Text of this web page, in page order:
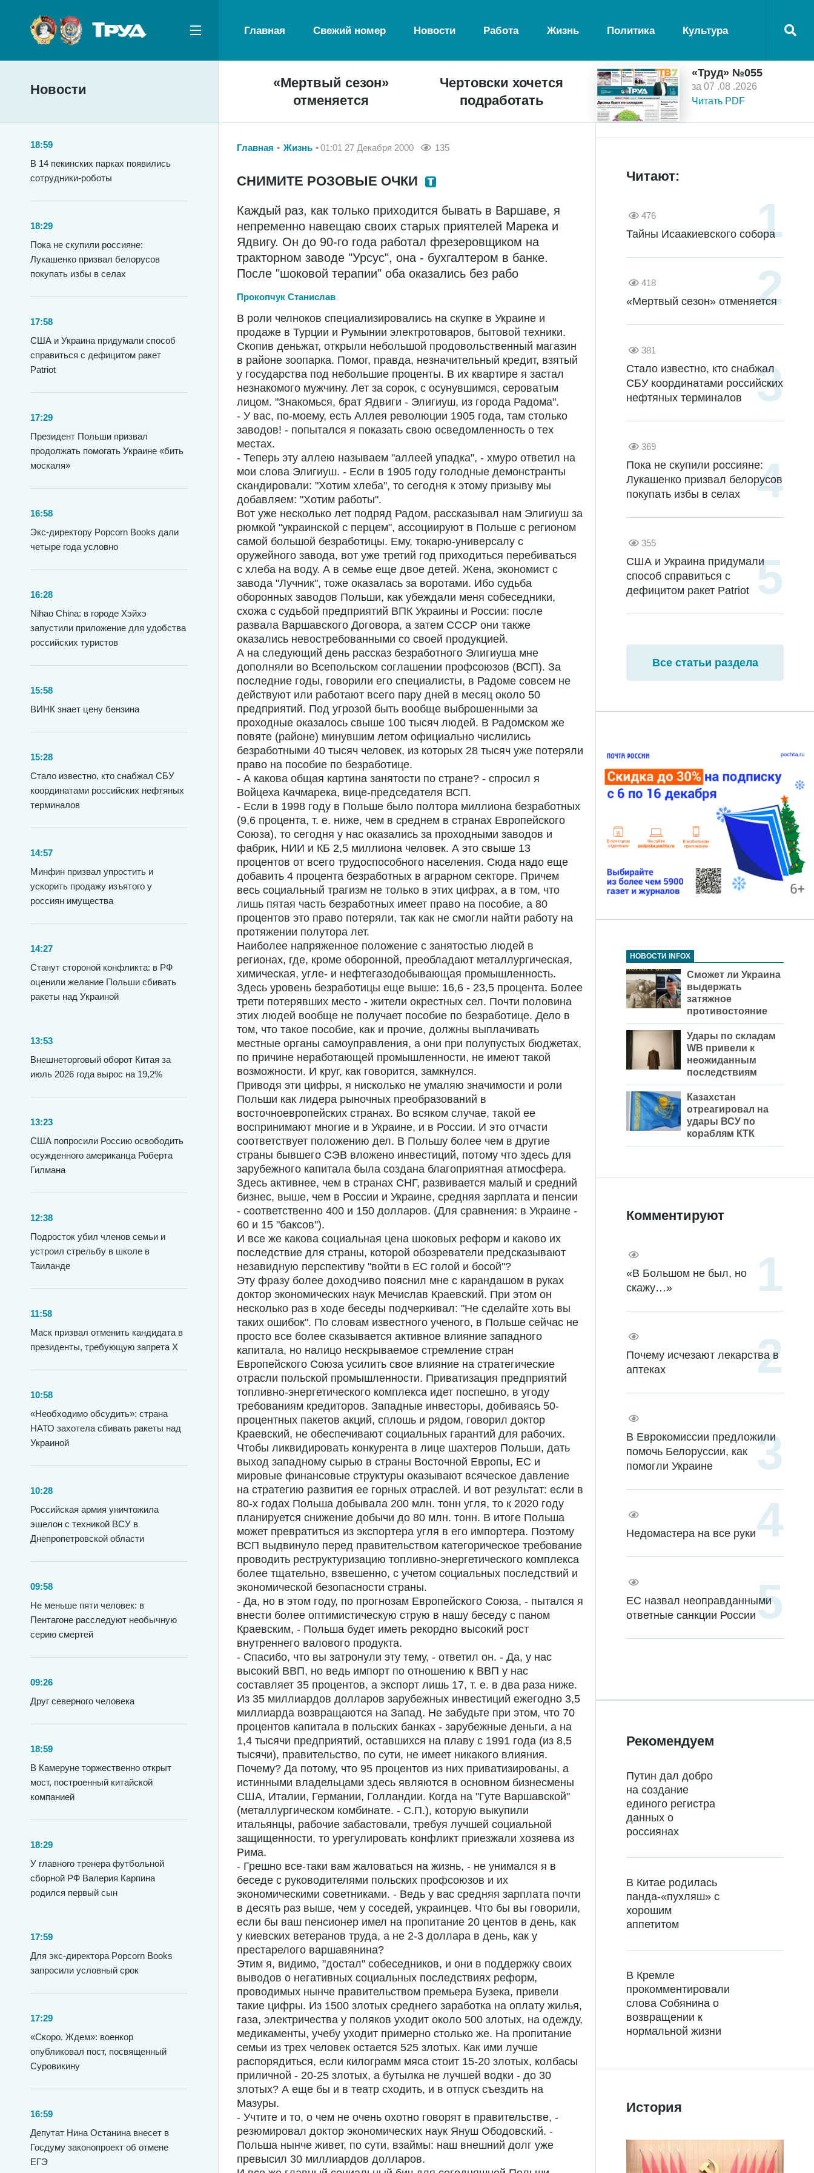
Главная Свежий номер Новости Работа Жизнь Политика Культура
Новости
«Мертвый сезон»
отменяется
Чертовски хочется
подработать
«Труд» №055
за 07 .08 .2026
Читать PDF
18:59
В 14 пекинских парках появились
сотрудники-роботы
18:29
Пока не скупили россияне:
Лукашенко призвал белорусов
покупать избы в селах
17:58
США и Украина придумали способ
справиться с дефицитом ракет
Patriot
17:29
Президент Польши призвал
продолжать помогать Украине «бить
москаля»
16:58
Экс-директору Popcorn Books дали
четыре года условно
16:28
Nihao China: в городе Хэйхэ
запустили приложение для удобства
российских туристов
15:58
ВИНК знает цену бензина
15:28
Стало известно, кто снабжал СБУ
координатами российских нефтяных
терминалов
14:57
Минфин призвал упростить и
ускорить продажу изъятого у
россиян имущества
14:27
Станут стороной конфликта: в РФ
оценили желание Польши сбивать
ракеты над Украиной
13:53
Внешнеторговый оборот Китая за
июль 2026 года вырос на 19,2%
13:23
США попросили Россию освободить
осужденного американца Роберта
Гилмана
12:38
Подросток убил членов семьи и
устроил стрельбу в школе в
Таиланде
11:58
Маск призвал отменить кандидата в
президенты, требующую запрета X
10:58
«Необходимо обсудить»: страна
НАТО захотела сбивать ракеты над
Украиной
10:28
Российская армия уничтожила
эшелон с техникой ВСУ в
Днепропетровской области
09:58
Не меньше пяти человек: в
Пентагоне расследуют необычную
серию смертей
09:26
Друг северного человека
18:59
В Камеруне торжественно открыт
мост, построенный китайской
компанией
18:29
У главного тренера футбольной
сборной РФ Валерия Карпина
родился первый сын
17:59
Для экс-директора Popcorn Books
запросили условный срок
17:29
«Скоро. Ждем»: военкор
опубликовал пост, посвященный
Суровикину
16:59
Депутат Нина Останина внесет в
Госдуму законопроект об отмене
ЕГЭ
Главная Жизнь 01:01 27 Декабря 2000 135
СНИМИТЕ РОЗОВЫЕ ОЧКИ
Каждый раз, как только приходится бывать в Варшаве, я
непременно навещаю своих старых приятелей Марека и
Ядвигу. Он до 90-го года работал фрезеровщиком на
тракторном заводе "Урсус", она - бухгалтером в банке.
После "шоковой терапии" оба оказались без рабо
Прокопчук Станислав
В роли челноков специализировались на скупке в Украине и
продаже в Турции и Румынии электротоваров, бытовой техники.
Скопив деньжат, открыли небольшой продовольственный магазин
в районе зоопарка. Помог, правда, незначительный кредит, взятый
у государства под небольшие проценты. В их квартире я застал
незнакомого мужчину. Лет за сорок, с осунувшимся, сероватым
лицом. "Знакомься, брат Ядвиги - Элигиуш, из города Радома".
- У вас, по-моему, есть Аллея революции 1905 года, там столько
заводов! - попытался я показать свою осведомленность о тех
местах.
- Теперь эту аллею называем "аллеей упадка", - хмуро ответил на
мои слова Элигиуш. - Если в 1905 году голодные демонстранты
скандировали: "Хотим хлеба", то сегодня к этому призыву мы
добавляем: "Хотим работы".
Вот уже несколько лет подряд Радом, рассказывал нам Элигиуш за
рюмкой "украинской с перцем", ассоциируют в Польше с регионом
самой большой безработицы. Ему, токарю-универсалу с
оружейного завода, вот уже третий год приходиться перебиваться
с хлеба на воду. А в семье еще двое детей. Жена, экономист с
завода "Лучник", тоже оказалась за воротами. Ибо судьба
оборонных заводов Польши, как убеждали меня собеседники,
схожа с судьбой предприятий ВПК Украины и России: после
развала Варшавского Договора, а затем СССР они также
оказались невостребованными со своей продукцией.
А на следующий день рассказ безработного Элигиуша мне
дополняли во Всепольском соглашении профсоюзов (ВСП). За
последние годы, говорили его специалисты, в Радоме совсем не
действуют или работают всего пару дней в месяц около 50
предприятий. Под угрозой быть вообще выброшенными за
проходные оказалось свыше 100 тысяч людей. В Радомском же
повяте (районе) минувшим летом официально числились
безработными 40 тысяч человек, из которых 28 тысяч уже потеряли
право на пособие по безработице.
- А какова общая картина занятости по стране? - спросил я
Войцеха Качмарека, вице-председателя ВСП.
- Если в 1998 году в Польше было полтора миллиона безработных
(9,6 процента, т. е. ниже, чем в среднем в странах Европейского
Союза), то сегодня у нас оказались за проходными заводов и
фабрик, НИИ и КБ 2,5 миллиона человек. А это свыше 13
процентов от всего трудоспособного населения. Сюда надо еще
добавить 4 процента безработных в аграрном секторе. Причем
весь социальный трагизм не только в этих цифрах, а в том, что
лишь пятая часть безработных имеет право на пособие, а 80
процентов это право потеряли, так как не смогли найти работу на
протяжении полутора лет.
Наиболее напряженное положение с занятостью людей в
регионах, где, кроме оборонной, преобладают металлургическая,
химическая, угле- и нефтегазодобывающая промышленность.
Здесь уровень безработицы еще выше: 16,6 - 23,5 процента. Более
трети потерявших место - жители окрестных сел. Почти половина
этих людей вообще не получает пособие по безработице. Дело в
том, что такое пособие, как и прочие, должны выплачивать
местные органы самоуправления, а они при полупустых бюджетах,
по причине неработающей промышленности, не имеют такой
возможности. И круг, как говорится, замкнулся.
Приводя эти цифры, я нисколько не умаляю значимости и роли
Польши как лидера рыночных преобразований в
восточноевропейских странах. Во всяком случае, такой ее
воспринимают многие и в Украине, и в России. И это отчасти
соответствует положению дел. В Польшу более чем в другие
страны бывшего СЭВ вложено инвестиций, потому что здесь для
зарубежного капитала была создана благоприятная атмосфера.
Здесь активнее, чем в странах СНГ, развивается малый и средний
бизнес, выше, чем в России и Украине, средняя зарплата и пенсии
- соответственно 400 и 150 долларов. (Для сравнения: в Украине -
60 и 15 "баксов").
И все же какова социальная цена шоковых реформ и каково их
последствие для страны, которой обозреватели предсказывают
незавидную перспективу "войти в ЕС голой и босой"?
Эту фразу более доходчиво пояснил мне с карандашом в руках
доктор экономических наук Мечислав Краевский. При этом он
несколько раз в ходе беседы подчеркивал: "Не сделайте хоть вы
таких ошибок". По словам известного ученого, в Польше сейчас не
просто все более сказывается активное влияние западного
капитала, но налицо нескрываемое стремление стран
Европейского Союза усилить свое влияние на стратегические
отрасли польской промышленности. Приватизация предприятий
топливно-энергетического комплекса идет поспешно, в угоду
требованиям кредиторов. Западные инвесторы, добиваясь 50-
процентных пакетов акций, сплошь и рядом, говорил доктор
Краевский, не обеспечивают социальных гарантий для рабочих.
Чтобы ликвидировать конкурента в лице шахтеров Польши, дать
выход западному сырью в страны Восточной Европы, ЕС и
мировые финансовые структуры оказывают всяческое давление
на стратегию развития ее горных отраслей. И вот результат: если в
80-х годах Польша добывала 200 млн. тонн угля, то к 2020 году
планируется снижение добычи до 80 млн. тонн. В итоге Польша
может превратиться из экспортера угля в его импортера. Поэтому
ВСП выдвинуло перед правительством категорическое требование
проводить реструктуризацию топливно-энергетического комплекса
более тщательно, взвешенно, с учетом социальных последствий и
экономической безопасности страны.
- Да, но в этом году, по прогнозам Европейского Союза, - пытался я
внести более оптимистическую струю в нашу беседу с паном
Краевским, - Польша будет иметь рекордно высокий рост
внутреннего валового продукта.
- Спасибо, что вы затронули эту тему, - ответил он. - Да, у нас
высокий ВВП, но ведь импорт по отношению к ВВП у нас
составляет 35 процентов, а экспорт лишь 17, т. е. в два раза ниже.
Из 35 миллиардов долларов зарубежных инвестиций ежегодно 3,5
миллиарда возвращаются на Запад. Не забудьте при этом, что 70
процентов капитала в польских банках - зарубежные деньги, а на
1,4 тысячи предприятий, оставшихся на плаву с 1991 года (из 8,5
тысячи), правительство, по сути, не имеет никакого влияния.
Почему? Да потому, что 95 процентов из них приватизированы, а
истинными владельцами здесь являются в основном бизнесмены
США, Италии, Германии, Голландии. Когда на "Гуте Варшавской"
(металлургическом комбинате. - С.П.), которую выкупили
итальянцы, рабочие забастовали, требуя лучшей социальной
защищенности, то урегулировать конфликт приезжали хозяева из
Рима.
- Грешно все-таки вам жаловаться на жизнь, - не унимался я в
беседе с руководителями польских профсоюзов и их
экономическими советниками. - Ведь у вас средняя зарплата почти
в десять раз выше, чем у соседей, украинцев. Что бы вы говорили,
если бы ваш пенсионер имел на пропитание 20 центов в день, как
у киевских ветеранов труда, а не 2-3 доллара в день, как у
престарелого варшавянина?
Этим я, видимо, "достал" собеседников, и они в поддержку своих
выводов о негативных социальных последствиях реформ,
проводимых нынче правительством премьера Бузека, привели
такие цифры. Из 1500 злотых среднего заработка на оплату жилья,
газа, электричества у поляков уходит около 500 злотых, на одежду,
медикаменты, учебу уходит примерно столько же. На пропитание
семьи из трех человек остается 525 злотых. Как ими лучше
распорядиться, если килограмм мяса стоит 15-20 злотых, колбасы
приличной - 20-25 злотых, а бутылка не лучшей водки - до 30
злотых? А еще бы и в театр сходить, и в отпуск съездить на
Мазуры.
- Учтите и то, о чем не очень охотно говорят в правительстве, -
резюмировал доктор экономических наук Януш Ободовский. -
Польша нынче живет, по сути, взаймы: наш внешний долг уже
превысил 30 миллиардов долларов.
Читают:
476
Тайны Исаакиевского собора
418
«Мертвый сезон» отменяется
381
Стало известно, кто снабжал
СБУ координатами российских
нефтяных терминалов
369
Пока не скупили россияне:
Лукашенко призвал белорусов
покупать избы в селах
355
США и Украина придумали
способ справиться с
дефицитом ракет Patriot
Все статьи раздела
НОВОСТИ INFOX
Сможет ли Украина
выдержать
затяжное
противостояние
Удары по складам
WB привели к
неожиданным
последствиям
Казахстан
отреагировал на
удары ВСУ по
кораблям КТК
Комментируют
«В Большом не был, но
скажу…»
Почему исчезают лекарства в
аптеках
В Еврокомиссии предложили
помочь Белоруссии, как
помогли Украине
Недомастера на все руки
ЕС назвал неоправданными
ответные санкции России
Рекомендуем
Путин дал добро
на создание
единого регистра
данных о
россиянах
В Китае родилась
панда-«пухляш» с
хорошим
аппетитом
В Кремле
прокомментировали
слова Собянина о
возвращении к
нормальной жизни
История